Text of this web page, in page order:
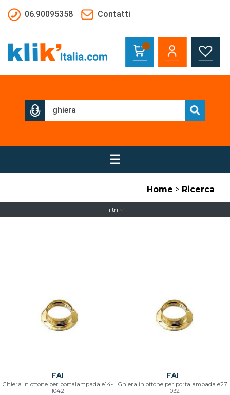
06.90095358
Contatti
☰
Home > Ricerca
Filtri
FAI
Ghiera in ottone per portalampada e14-
1042
FAI
Ghiera in ottone per portalampada e27
-1032